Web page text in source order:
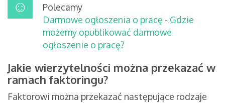
Polecamy
Darmowe ogłoszenia o pracę - Gdzie
możemy opublikować darmowe
ogłoszenie o pracę?
Jakie wierzytelności można przekazać w
ramach faktoringu?
Faktorowi można przekazać następujące rodzaje